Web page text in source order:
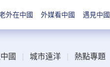
外在中國 外媒看中國 遇見中國
國 城市遠洋 熱點專題